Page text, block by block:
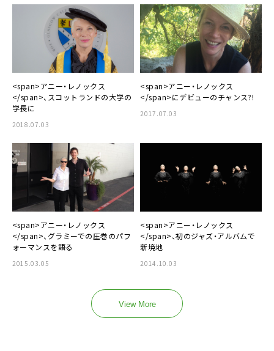
<span>アニー・レノックス
</span>、スコットランドの大学の
学長に
2018.07.03
<span>アニー・レノックス
</span>にデビューのチャンス?!
2017.07.03
<span>アニー・レノックス
</span>、グラミーでの圧巻のパフ
ォーマンスを語る
2015.03.05
<span>アニー・レノックス
</span>、初のジャズ・アルバムで
新境地
2014.10.03
View More